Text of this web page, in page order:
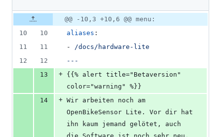
deletions
Original
file line
number
Diff line
number
Diff
line
change
@@ -10,3 +10,6 @@ menu:
10
10 aliases :
11
11 - /docs/hardware-lite
12
12
---
13
+ {{% alert title="Betaversion"
color="warning" %}}
14
+ Wir arbeiten noch am
OpenBikeSensor Lite. Vor dir hat
ihn kaum jemand gelötet, auch